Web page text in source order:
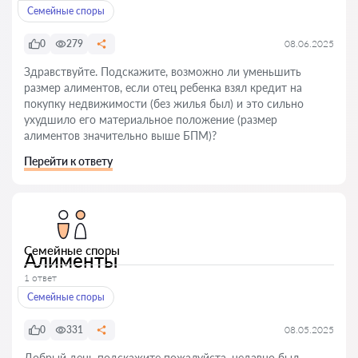
Семейные споры
0 279 08.06.2025
Здравствуйте. Подскажите, возможно ли уменьшить
размер алиментов, если отец ребенка взял кредит на
покупку недвижимости (без жилья был) и это сильно
ухудшило его материальное положение (размер
алиментов значительно выше БПМ)?
Перейти к ответу
Семейные споры
Алименты
1 ответ
Семейные споры
0 331 08.05.2025